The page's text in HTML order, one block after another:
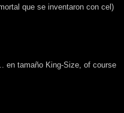
que se inventaron con cel)
en tamaño King-Size, of course